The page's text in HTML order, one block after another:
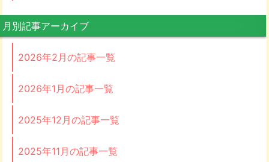
月別記事アーカイブ
2026年2月の記事一覧
2026年1月の記事一覧
2025年12月の記事一覧
2025年11月の記事一覧